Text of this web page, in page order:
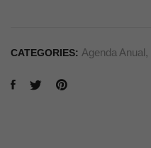
CATEGORIES: Agenda Anual,